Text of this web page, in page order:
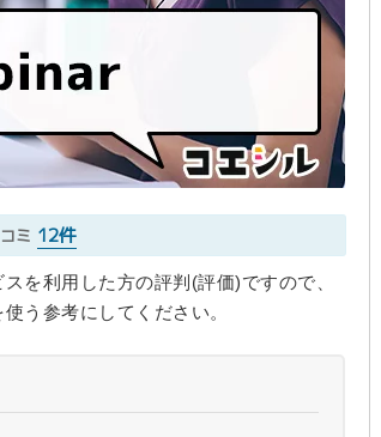
ミ 12件
を利用した方の評判(評価)ですので、
う参考にしてください。